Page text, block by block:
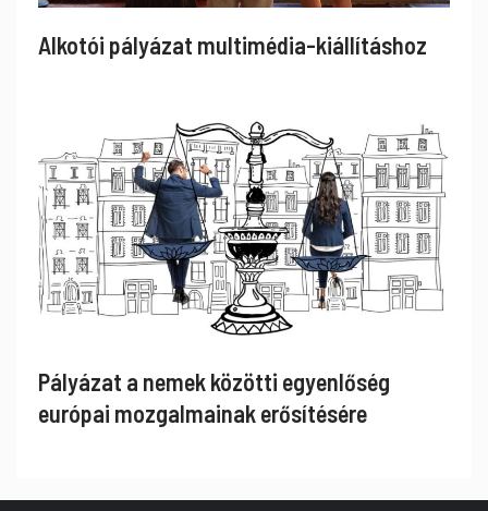
Alkotói pályázat multimédia-kiállításhoz
Pályázat a nemek közötti egyenlőség
európai mozgalmainak erősítésére